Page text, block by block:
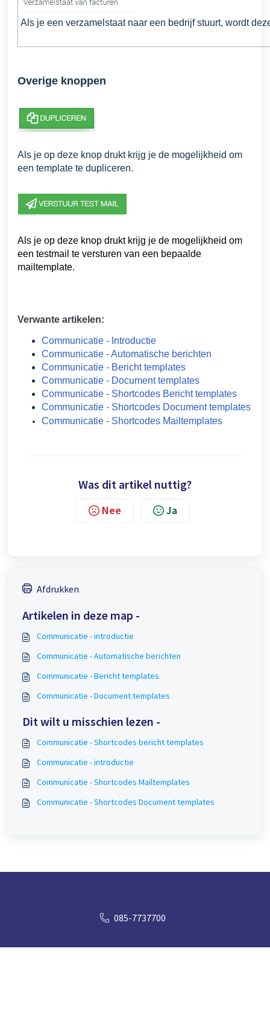
Als je een verzamelstaat naar een bedrijf stuurt, wordt
Overige knoppen
Als je op deze knop drukt krijg je de mogelijkheid om
een template te dupliceren.
Als je op deze knop drukt krijg je de mogelijkheid om
een testmail te versturen van een bepaalde
mailtemplate.
Verwante artikelen:
Communicatie - Introductie
Communicatie - Automatische berichten
Communicatie - Bericht templates
Communicatie - Document templates
Communicatie - Shortcodes Bericht templates
Communicatie - Shortcodes Document templates
Communicatie - Shortcodes Mailtemplates
Was dit artikel nuttig?
Nee Ja
Afdrukken
Artikelen in deze map -
Communicatie - introductie
Communicatie - Automatische berichten
Communicatie - Bericht templates
Communicatie - Document templates
Dit wilt u misschien lezen -
Communicatie - Shortcodes bericht templates
Communicatie - introductie
Communicatie - Shortcodes Mailtemplates
Communicatie - Shortcodes Document templates
085-7737700